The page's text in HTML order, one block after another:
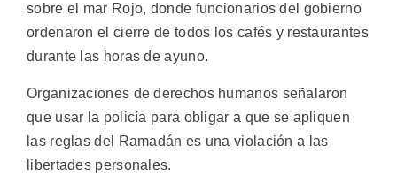
sobre el mar Rojo, donde funcionarios del gobierno
ordenaron el cierre de todos los cafés y restaurantes
durante las horas de ayuno.
Organizaciones de derechos humanos señalaron
que usar la policía para obligar a que se apliquen
las reglas del Ramadán es una violación a las
libertades personales.